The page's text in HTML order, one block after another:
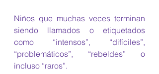
Niños que muchas veces terminan
siendo llamados o etiquetados
como “intensos”, “difíciles”,
“problemáticos”, “rebeldes” o
incluso “raros”.